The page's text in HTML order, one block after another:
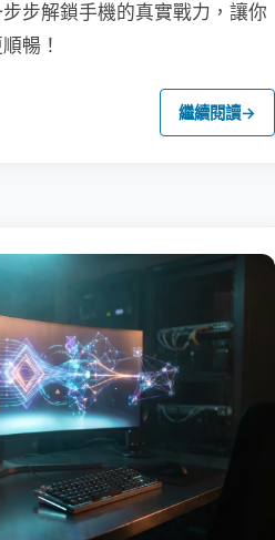
步解鎖手機的真實戰力，讓你
暢！
繼續閱讀→